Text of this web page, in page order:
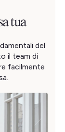
tua
del
il team di
facilmente